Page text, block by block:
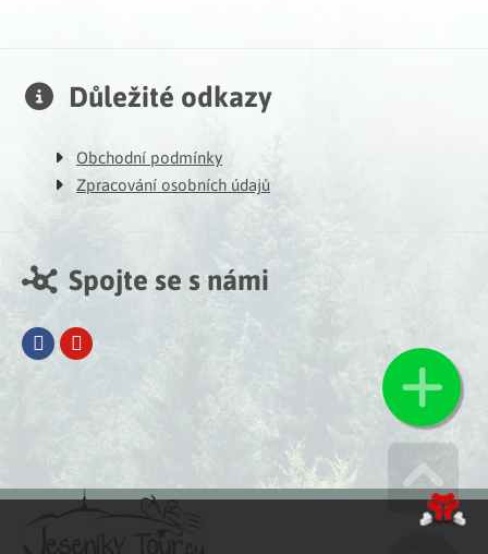
Důležité odkazy
Obchodní podmínky
Zpracování osobních údajů
Spojte se s námi
Facebook
Go